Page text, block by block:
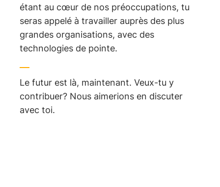
étant au cœur de nos préoccupations, tu
seras appelé à travailler auprès des plus
grandes organisations, avec des
technologies de pointe.
Le futur est là, maintenant. Veux-tu y
contribuer? Nous aimerions en discuter
avec toi.